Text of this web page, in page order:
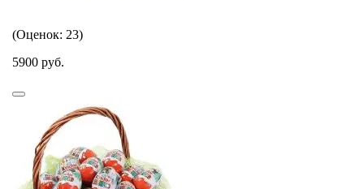
(Оценок: 23)
5900 руб.